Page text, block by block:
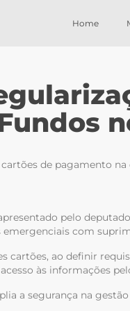
Home
cartões de pagamento
pelo
com
cartões, ao definir
às informações
a segurança na